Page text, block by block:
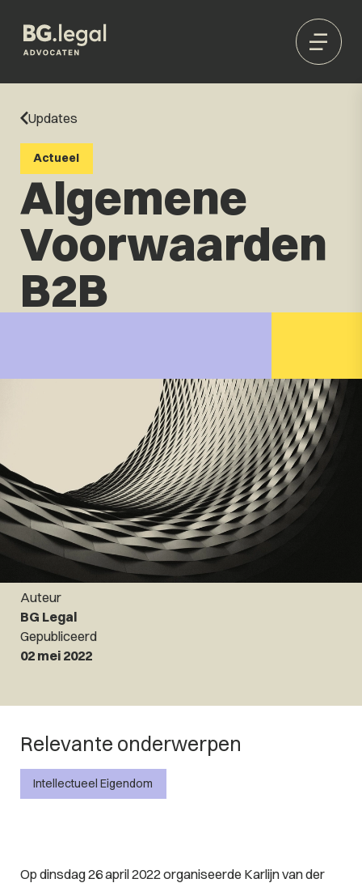
Updates
Actueel
Algemene
Voorwaarden
B2B
Auteur
BG Legal
Gepubliceerd
02 mei 2022
Relevante onderwerpen
Intellectueel Eigendom
Op dinsdag 26 april 2022 organiseerde Karlijn van der